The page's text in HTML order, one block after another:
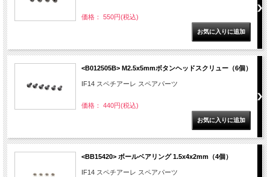
価格： 550円(税込)
<B012505B> M2.5x5mmボタンヘッドスクリュー（6個）
IF14 スペチアーレ スペアパーツ
価格： 440円(税込)
<BB15420> ボールベアリング 1.5x4x2mm（4個）
IF14 スペチアーレ スペアパーツ